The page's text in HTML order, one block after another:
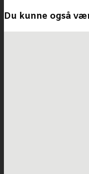
Du kunne også